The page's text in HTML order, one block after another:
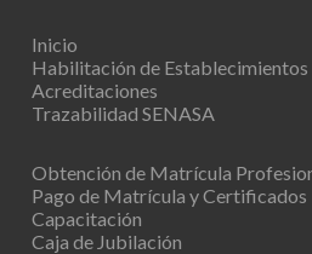
Inicio
Habilitación de Establecimientos
Acreditaciones
Trazabilidad SENASA
Obtención de Matrícula
Pago de Matrícula y Certificados
Capacitación
Caja de Jubilación